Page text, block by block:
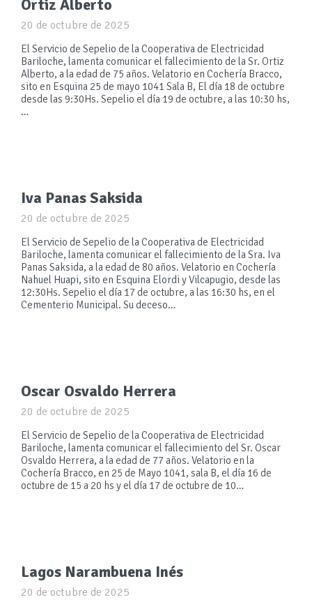
Ortiz Alberto
20 de octubre de 2025
El Servicio de Sepelio de la Cooperativa de Electricidad
Bariloche, lamenta comunicar el fallecimiento de la Sr. Ortiz
Alberto, a la edad de 75 años. Velatorio en Cochería Bracco,
sito en Esquina 25 de mayo 1041 Sala B, El día 18 de octubre
desde las 9:30Hs. Sepelio el día 19 de octubre, a las 10:30 hs,
…
Iva Panas Saksida
20 de octubre de 2025
El Servicio de Sepelio de la Cooperativa de Electricidad
Bariloche, lamenta comunicar el fallecimiento de la Sra. Iva
Panas Saksida, a la edad de 80 años. Velatorio en Cochería
Nahuel Huapi, sito en Esquina Elordi y Vilcapugio, desde las
12:30Hs. Sepelio el día 17 de octubre, a las 16:30 hs, en el
Cementerio Municipal. Su deceso…
Oscar Osvaldo Herrera
20 de octubre de 2025
El Servicio de Sepelio de la Cooperativa de Electricidad
Bariloche, lamenta comunicar el fallecimiento del Sr. Oscar
Osvaldo Herrera, a la edad de 77 años. Velatorio en la
Cochería Bracco, en 25 de Mayo 1041, sala B, el día 16 de
octubre de 15 a 20 hs y el día 17 de octubre de 10…
Lagos Narambuena Inés
20 de octubre de 2025